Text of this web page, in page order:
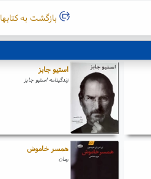
بازگشت به کتابها
استیو جابز
زندگینامه استیو جابز
همسر خاموش
رمان